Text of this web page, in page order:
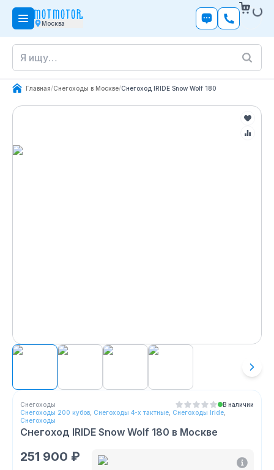
Москва
Главная/Снегоходы в Москве/Снегоход IRIDE Snow Wolf 180
Снегоходы
В наличии
Снегоходы 200 кубов Снегоходы 4-х тактные Снегоходы Iride
Снегоходы
Снегоход IRIDE Snow Wolf 180 в Москве
251 900 ₽